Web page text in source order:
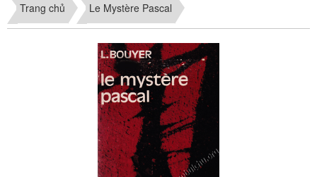
Trang chủ Le Mystère Pascal